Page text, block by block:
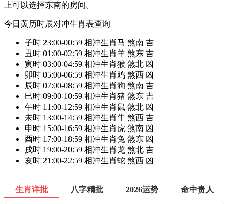
上可以选择东南的房间。
今日黄历时辰对冲生肖表查询
子时 23:00-00:59 相冲生肖马 煞南 吉
丑时 01:00-02:59 相冲生肖羊 煞东 吉
寅时 03:00-04:59 相冲生肖猴 煞北 凶
卯时 05:00-06:59 相冲生肖鸡 煞西 凶
辰时 07:00-08:59 相冲生肖狗 煞南 吉
巳时 09:00-10:59 相冲生肖猪 煞东 吉
午时 11:00-12:59 相冲生肖鼠 煞北 凶
未时 13:00-14:59 相冲生肖牛 煞西 吉
申时 15:00-16:59 相冲生肖虎 煞南 凶
酉时 17:00-18:59 相冲生肖兔 煞东 凶
戌时 19:00-20:59 相冲生肖龙 煞北 吉
亥时 21:00-22:59 相冲生肖蛇 煞西 凶
生肖详批 八字精批 2026运势 命中贵人